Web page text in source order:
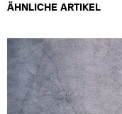
ÄHNLICHE ARTIKEL